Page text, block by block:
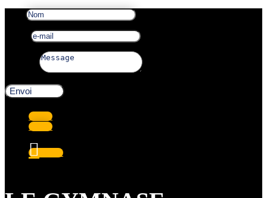
Envoi
Suivre
Suivre
Suivre